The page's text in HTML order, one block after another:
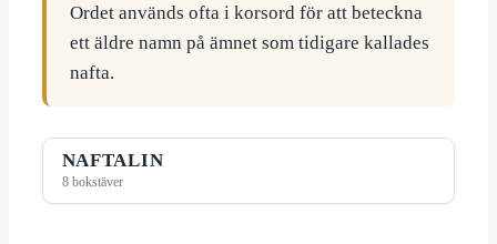
Ordet används ofta i korsord för att beteckna
ett äldre namn på ämnet som tidigare kallades
nafta.
NAFTALIN
8 bokstäver